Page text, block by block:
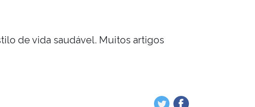
de vida saudável. Muitos artigos